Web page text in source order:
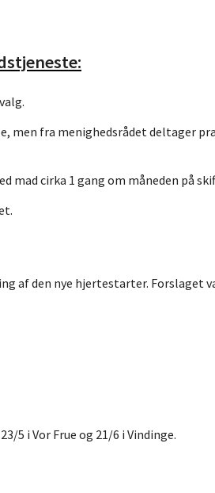
fra menighedsrådet deltager
cirka 1 gang om måneden på
af den nye hjertestarter. Forslaget
5 i Vor Frue og 21/6 i Vindinge.